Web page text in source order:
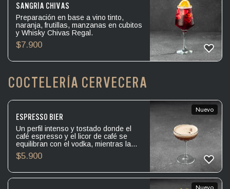
SANGRÍA CHIVAS
Preparación en base a vino tinto,
naranja, frutillas, manzanas en cubitos
y Whisky Chivas Regal.
$7.900
COCTELERÍA CERVECERA
ESPRESSO BIER
Un perfil intenso y tostado donde el
café espresso y el licor de café se
equilibran con el vodka, mientras la
cerveza bock aporta cuerpo y un final
suave.
$5.900
Nuevo